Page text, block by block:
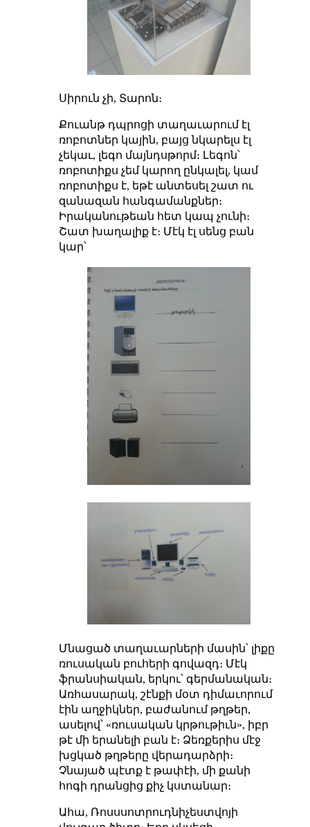
Սիրուն չի, Տարոն։
Քուանթ դպրոցի տաղաւարում էլ
ռոբոտներ կային, բայց նկարելս էլ
չեկաւ, լեգո մայնդսթորմ։ Լեգոն՝
ռոբոտիքս չեմ կարող ընկալել, կամ
ռոբոտիքս է, եթէ անտեսել շատ ու
զանազան հանգամանքներ։
Իրականութեան հետ կապ չունի։
Շատ խաղալիք է։ Մէկ էլ սենց բան
կար՝
Մնացած տաղաւարների մասին՝ լիքը
ռուսական բուհերի գովազդ։ Մէկ
ֆրանսիական, երկու՝ գերմանական։
Առհասարակ, շէնքի մօտ դիմաւորում
էին աղջիկներ, բաժանում թղթեր,
ասելով՝ «ռուսական կրթութիւն», իբր
թէ մի երանելի բան է։ Ձեռքերիս մէջ
խցկած թղթերը վերադարձրի։
Չնայած պէտք է թափէի, մի քանի
հոգի դրանցից քիչ կստանար։
Ահա, Ռոսսսոտրուդնիչեստվոյի